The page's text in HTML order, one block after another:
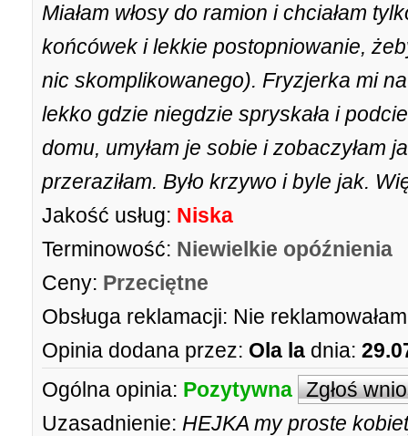
Miałam włosy do ramion i chciałam
końcówek i lekkie postopniowanie,
nic skomplikowanego). Fryzjerka mi
lekko gdzie niegdzie spryskała i
domu, umyłam je sobie i zobaczyłam
przeraziłam. Było krzywo i byle jak.
Jakość usług: Niska
Terminowość: Niewielkie opóźnienia
Ceny: Przeciętne
Obsługa reklamacji: Nie reklamowałam
Opinia dodana przez: Ola la dnia:
Ogólna opinia: Pozytywna Zgłoś
Uzasadnienie: HEJKA my proste